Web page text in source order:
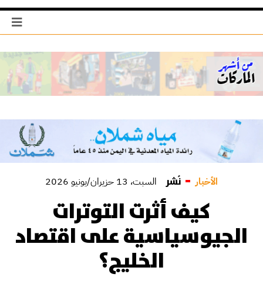
الأخبار نُشر السبت، 13 حزيران/يونيو 2026
كيف أثرت التوترات
الجيوسياسية على اقتصاد
الخليج؟